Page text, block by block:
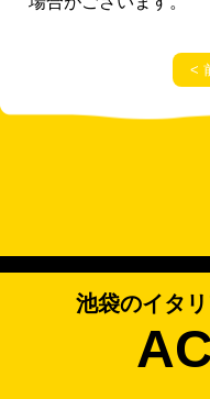
<
池袋のイタ